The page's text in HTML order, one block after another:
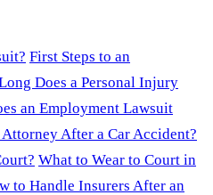
First Steps to an
Does a Personal Injury
an Employment Lawsuit
After a Car Accident?
What to Wear to Court in
to Handle Insurers After an